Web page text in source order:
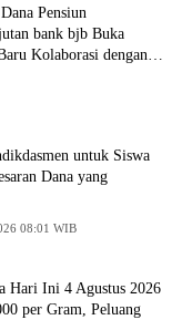
Pensiun
bank bjb Buka
Kolaborasi dengan
untuk Siswa
Dana yang
Kamis, 6 Agu 2026 08:01 WIB
Hari Ini 4 Agustus 2026
per Gram, Peluang